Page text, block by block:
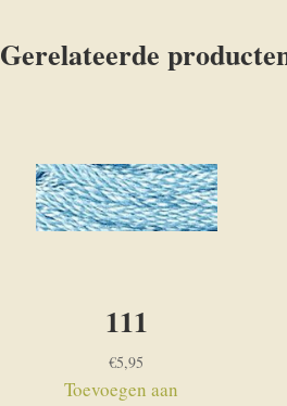
Gerelateerde
111
€5,95
Toevoegen aan